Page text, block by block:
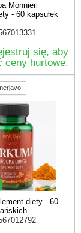
Monnieri
- 60 kapsułek
się, aby
ceny hurtowe.
diety - 60